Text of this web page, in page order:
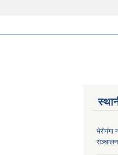
भेरीगंगा
सञ्चालन